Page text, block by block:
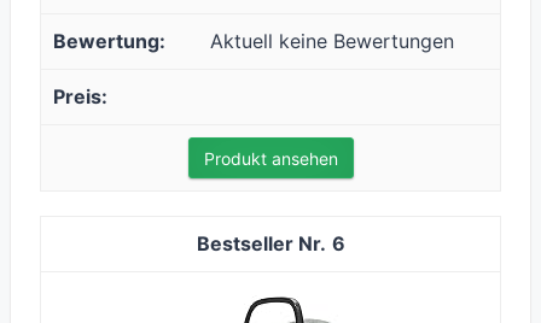
Aktuell keine Bewertungen
Produkt ansehen
6